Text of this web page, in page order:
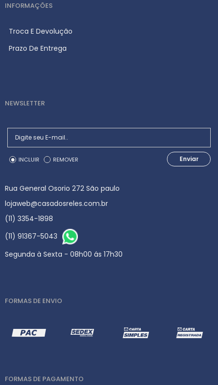
INFORMAÇÕES
Troca E Devolução
Prazo De Entrega
NEWSLETTER
INCLUIR REMOVER Enviar
Rua General Osorio 272 São paulo
lojaweb@casadosreles.com.br
(11) 3354-1898
(11) 91367-5043
Segunda à Sexta - 08h00 ás 17h30
FORMAS DE ENVIO
FORMAS DE PAGAMENTO